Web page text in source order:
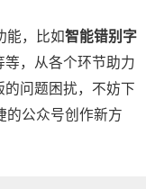
能，比如智能错别字
等，从各个环节助力
问题困扰，不妨下
的公众号创作新方